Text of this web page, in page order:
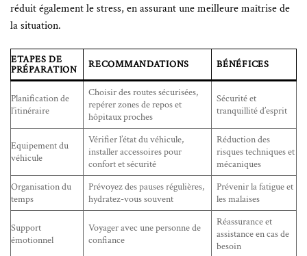
réduit également le stress, en assurant une meilleure maîtrise de
la situation.
ETAPES DE
PRÉPARATION RECOMMANDATIONS BÉNÉFICES
Planification de
l’itinéraire
Choisir des routes sécurisées,
repérer zones de repos et
hôpitaux proches
Sécurité et
tranquillité d’esprit
Equipement du
véhicule
Vérifier l’état du véhicule,
installer accessoires pour
confort et sécurité
Réduction des
risques techniques et
mécaniques
Organisation du
temps
Prévoyez des pauses régulières,
hydratez-vous souvent
Prévenir la fatigue et
les malaises
Support
émotionnel
Voyager avec une personne de
confiance
Réassurance et
assistance en cas de
besoin